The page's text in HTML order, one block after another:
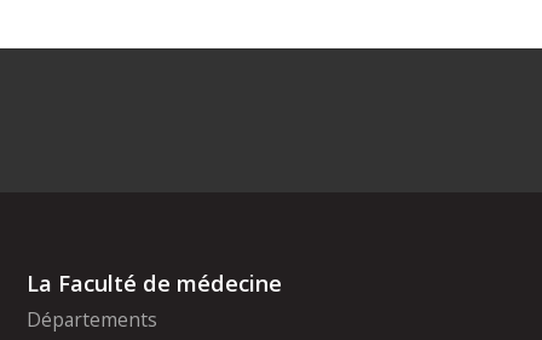
La Faculté de médecine
Départements